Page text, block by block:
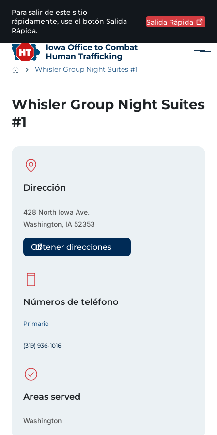
Pasar al contenido principal
Para salir de este sitio
rápidamente, use el botón Salida
Rápida.
Salida Rápida
Menú
Main navigation
BreadcrumbsWhisler Group Night Suites #1
Whisler Group Night Suites
#1
Physical Location
Dirección
428 North Iowa Ave.
Washington, IA 52353
Obtener direcciones
Números de teléfono
Primario
(319) 936-1016
Areas served
Washington